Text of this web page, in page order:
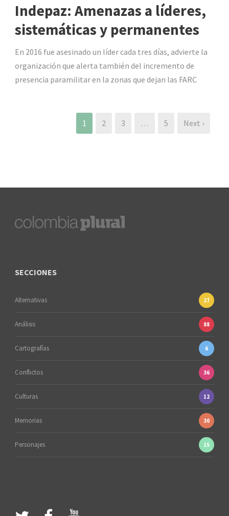
Indepaz: Amenazas a líderes,
sistemáticas y permanentes
En 2016 fue asesinado un líder cada tres días, advierte la
organización que alerta también del incremento de
presencia paramilitar en la zonas que dejan las FARC
1 2 3 … 5 Next ›
SECCIONES
Alternativas 27
Análisis 88
Cartografías 6
Conflictos 36
Culturas 12
Memorias 30
Personajes 15